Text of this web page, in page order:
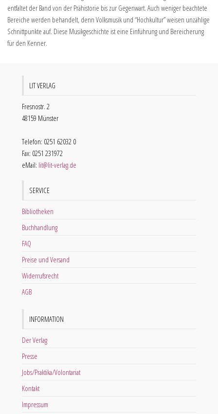
entfaltet der Band von der Prähistorie bis zur Gegenwart. Auch weniger beachtete
Bereiche werden behandelt, denn Volksmusik und “Hochkultur” weisen unzählige
Schnittpunkte auf. Diese Musikgeschichte ist eine Einführung und Bereicherung
für den Kenner.
LIT VERLAG
Fresnostr. 2
48159 Münster
Telefon: 0251 62032 0
Fax: 0251 231972
eMail: lit@lit-verlag.de
SERVICE
Bibliotheken
Buchhandlung
FAQ
Preise und Versand
Widerrufsrecht
AGB
INFORMATION
Der Verlag
Presse
Jobs/Praktika/Volontariat
Kontakt
Impressum